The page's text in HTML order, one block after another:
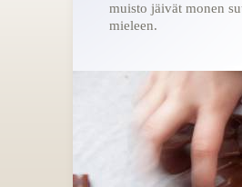
muisto jäivät monen
mieleen.